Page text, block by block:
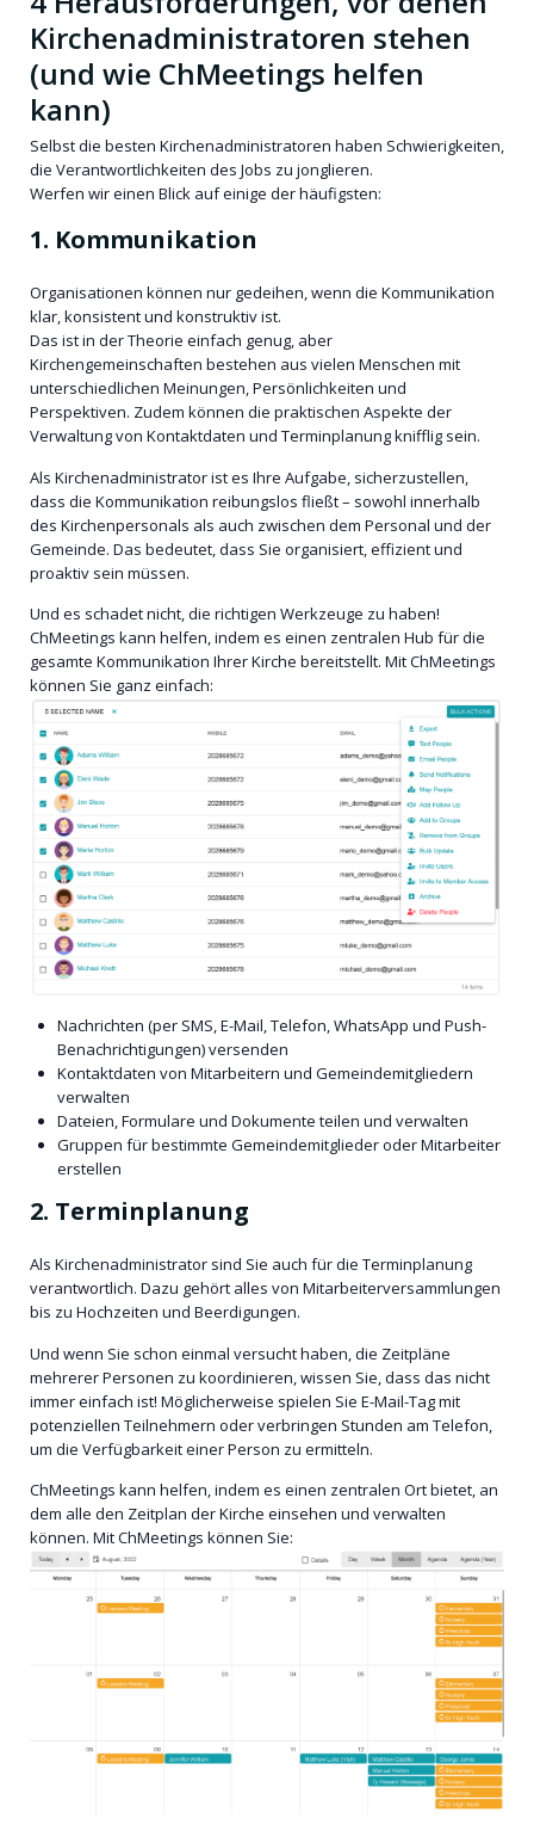
Kirchenadministratoren stehen
(und wie ChMeetings helfen
kann)
Selbst die besten Kirchenadministratoren haben Schwierigkeiten,
die Verantwortlichkeiten des Jobs zu jonglieren.
Werfen wir einen Blick auf einige der häufigsten:
1. Kommunikation
Organisationen können nur gedeihen, wenn die Kommunikation
klar, konsistent und konstruktiv ist.
Das ist in der Theorie einfach genug, aber
Kirchengemeinschaften bestehen aus vielen Menschen mit
unterschiedlichen Meinungen, Persönlichkeiten und
Perspektiven. Zudem können die praktischen Aspekte der
Verwaltung von Kontaktdaten und Terminplanung knifflig sein.
Als Kirchenadministrator ist es Ihre Aufgabe, sicherzustellen,
dass die Kommunikation reibungslos fließt – sowohl innerhalb
des Kirchenpersonals als auch zwischen dem Personal und der
Gemeinde. Das bedeutet, dass Sie organisiert, effizient und
proaktiv sein müssen.
Und es schadet nicht, die richtigen Werkzeuge zu haben!
ChMeetings kann helfen, indem es einen zentralen Hub für die
gesamte Kommunikation Ihrer Kirche bereitstellt. Mit ChMeetings
können Sie ganz einfach:
Nachrichten (per SMS, E-Mail, Telefon, WhatsApp und Push-
Benachrichtigungen) versenden
Kontaktdaten von Mitarbeitern und Gemeindemitgliedern
verwalten
Dateien, Formulare und Dokumente teilen und verwalten
Gruppen für bestimmte Gemeindemitglieder oder Mitarbeiter
erstellen
2. Terminplanung
Als Kirchenadministrator sind Sie auch für die Terminplanung
verantwortlich. Dazu gehört alles von Mitarbeiterversammlungen
bis zu Hochzeiten und Beerdigungen.
Und wenn Sie schon einmal versucht haben, die Zeitpläne
mehrerer Personen zu koordinieren, wissen Sie, dass das nicht
immer einfach ist! Möglicherweise spielen Sie E-Mail-Tag mit
potenziellen Teilnehmern oder verbringen Stunden am Telefon,
um die Verfügbarkeit einer Person zu ermitteln.
ChMeetings kann helfen, indem es einen zentralen Ort bietet, an
dem alle den Zeitplan der Kirche einsehen und verwalten
können. Mit ChMeetings können Sie: